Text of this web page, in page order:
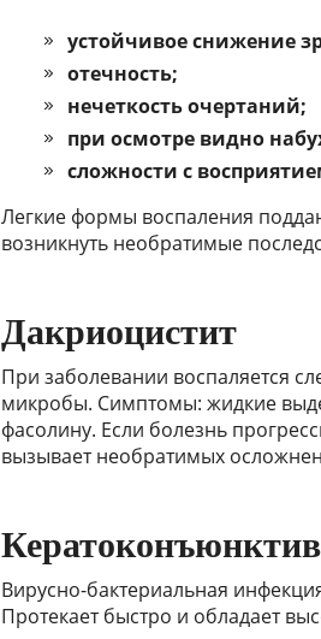
устойчивое снижение
отечность;
нечеткость очертаний;
при осмотре видно
сложности с
Легкие формы воспаления
возникнуть необратимые
Дакриоцистит
При заболевании воспаляется
микробы. Симптомы: жидкие
фасолину. Если болезнь
вызывает необратимых
Вирусно-бактериальная
Протекает быстро и обладает